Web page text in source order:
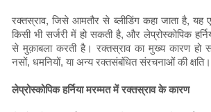
रक्तस्राव, जिसे आमतौर से ब्लीडिंग कहा जाता है, यह
किसी भी सर्जरी में हो सकती है, और लेप्रोस्कोपिक
से मुक़ाबला करती है। रक्तस्राव का मुख्य कारण हो
नसों, धमनियों, या अन्य रक्तसंबंधित संरचनाओं की क्षति।
लेप्रोस्कोपिक हर्निया मरम्मत में रक्तस्राव के कारण